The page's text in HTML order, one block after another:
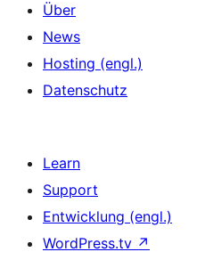
Über
News
Hosting (engl.)
Datenschutz
Learn
Support
Entwicklung (engl.)
WordPress.tv ↗